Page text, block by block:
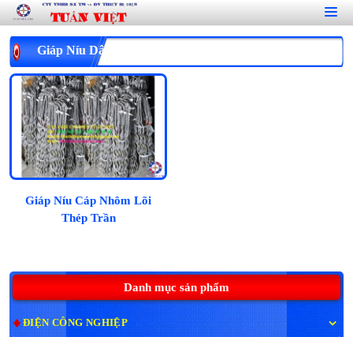
Danh mục sản phẩm
ĐIỆN CÔNG NGHIỆP
Giáp Níu Dây Nhôm Trần
Giáp Níu Cáp Nhôm Lõi
Thép Trần